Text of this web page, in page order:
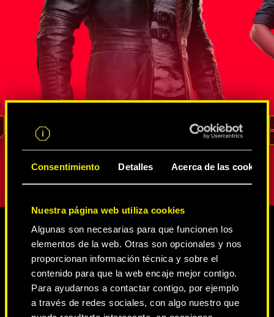
Consentimiento Detalles Acerca de las cookies
Nuestra página web utiliza cookies
Algunas son necesarias para que funcionen los
elementos de la web. Otras son opcionales y nos
proporcionan información técnica y sobre el
contenido para que la web encaje mejor contigo.
Para ayudarnos a contactar contigo, por ejemplo
a través de redes sociales, con algo nuestro que
en
de
recurso
Solomon Reed es un experimentado
agente de la FIA que ha demostrado su
valía en un sinfín de misiones de
inteligencia encubiertas. Él sabe mejor
que nadie cómo sacar provecho de
espías y netrunners
, cómo extraer
información y cómo acceder a los lugares
sentido del deber son inquebrantables.
Alex, en
de
Estados
no ha
CONTENIDO MULTIMEDIA
CYBERPUNK 2077